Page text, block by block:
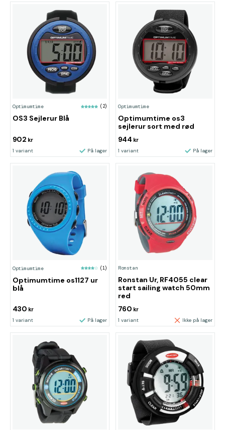
Optimumtime (2)
OS3 Sejlerur Blå
902 kr
1 variant På lager
Optimumtime
Optimumtime os3
sejlerur sort med rød
944 kr
1 variant På lager
Optimumtime (1)
Optimumtime os1127 ur
blå
430 kr
1 variant På lager
Ronstan
Ronstan Ur, RF4055 clear
start sailing watch 50mm
red
760 kr
1 variant Ikke på lager